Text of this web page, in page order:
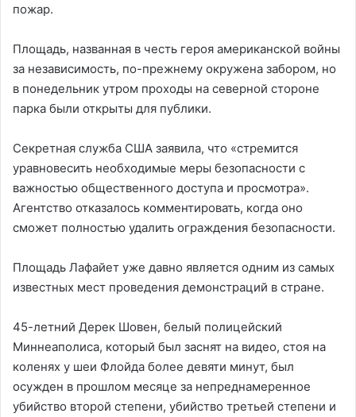
пожар.
Площадь, названная в честь героя американской войны
за независимость, по-прежнему окружена забором, но
в понедельник утром проходы на северной стороне
парка были открыты для публики.
Секретная служба США заявила, что «стремится
уравновесить необходимые меры безопасности с
важностью общественного доступа и просмотра».
Агентство отказалось комментировать, когда оно
сможет полностью удалить ограждения безопасности.
Площадь Лафайет уже давно является одним из самых
известных мест проведения демонстраций в стране.
45-летний Дерек Шовен, белый полицейский
Миннеаполиса, который был заснят на видео, стоя на
коленях у шеи Флойда более девяти минут, был
осужден в прошлом месяце за непреднамеренное
убийство второй степени, убийство третьей степени и